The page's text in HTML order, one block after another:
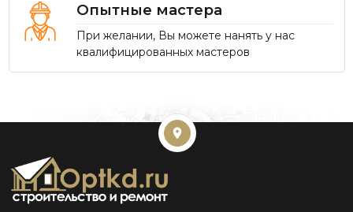
Опытные мастера
При желании, Вы можете нанять у нас
квалифицированных мастеров